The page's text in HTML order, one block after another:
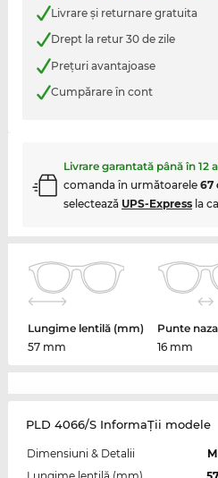
Livrare şi returnare gratuita
Drept la retur 30 de zile
Preţuri avantajoase
Cumpărare în cont
Livrare garantată până în 12
comanda în următoarele 67
selectează UPS-Expressla
Lungime lentilă (mm)
57 mm
Punte
16 mm
PLD 4066/S InformaŢii modele
Dimensiuni & Detalii
M